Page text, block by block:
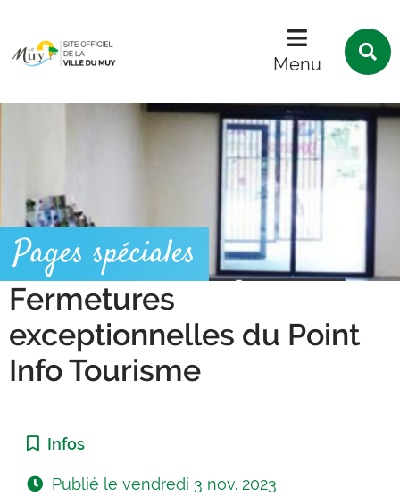
Menu
Pages spéciales
Fermetures
exceptionnelles du Point
Info Tourisme
Catégorie :
Infos
Publié le vendredi 3 nov. 2023